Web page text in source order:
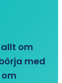
om
med